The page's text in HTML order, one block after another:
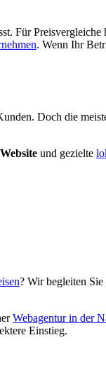
Für Preisvergleiche
. Wenn Ihr
Doch die
und gezielte
? Wir begleiten
Webagentur in der
Einstieg.